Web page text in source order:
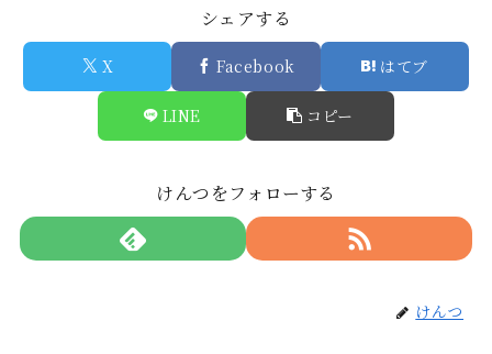
シェアする
X Facebook はてブ
LINE コピー
けんつをフォローする
けんつ